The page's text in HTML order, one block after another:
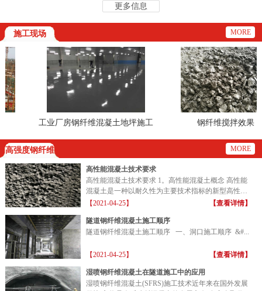
更多信息
施工现场 MORE
工业厂房钢纤维混凝土地坪施工
钢纤维搅拌效果
高强度钢纤维 MORE
高性能混凝土技术要求
高性能混凝土技术要求 1。高性能混凝土概念 高性能
混凝土是一种以耐久性为主要技术指标的新型高性能
混凝土...
【2021-04-25】 【查看详情】
隧道钢纤维混凝土施工顺序
隧道钢纤维混凝土施工顺序 一、洞口施工顺序 &#...
【2021-04-25】 【查看详情】
湿喷钢纤维混凝土在隧道施工中的应用
湿喷钢纤维混凝土(SFRS)施工技术近年来在国外发展